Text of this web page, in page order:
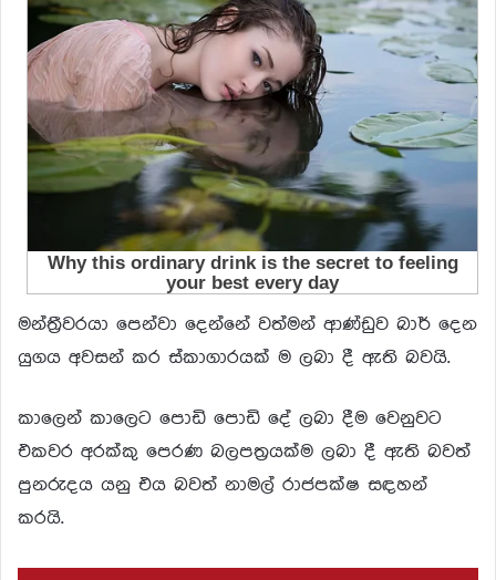
මන්ත්‍රීවරයා පෙන්වා දෙන්නේ වත්මන් ආණ්ඩුව බාර් දෙන
යුගය අවසන් කර ස්කාගාරයක් ම ලබා දී ඇති බවයි.
කාලෙන් කාලෙට පොඩි පොඩි දේ ලබා දීම වෙනුවට
එකවර අරක්කු පෙරණ බලපත්‍රයක්ම ලබා දී ඇති බවත්
පුනරුදය යනු එය බවත් නාමල් රාජපක්ෂ සඳහන්
කරයි.